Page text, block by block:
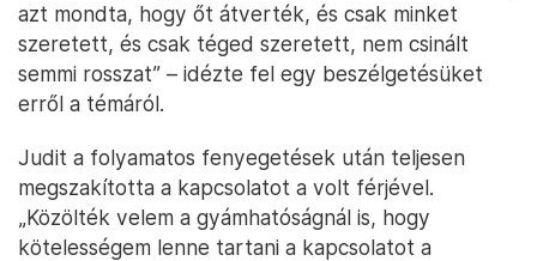
azt mondta, hogy őt átverték, és csak minket
szeretett, és csak téged szeretett, nem csinált
semmi rosszat” – idézte fel egy beszélgetésüket
erről a témáról.
Judit a folyamatos fenyegetések után teljesen
megszakította a kapcsolatot a volt férjével.
„Közölték velem a gyámhatóságnál is, hogy
kötelességem lenne tartani a kapcsolatot a